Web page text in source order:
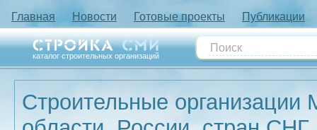
Главная Новости Готовые проекты Публикации
каталог строительных организаций
Строительные организации